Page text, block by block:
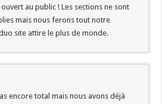
au public ! Les sections ne sont
mais nous ferons tout notre
site attire le plus de monde.
encore total mais nous avons déjà